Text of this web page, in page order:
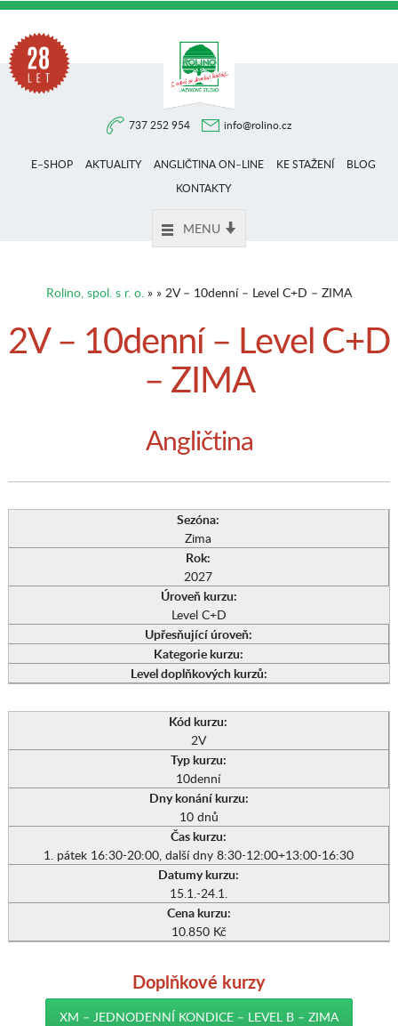
737 252 954 info@rolino.cz
E–SHOP AKTUALITY ANGLIČTINA ON–LINE KE STAŽENÍ
BLOG
KONTAKTY
MENU
Rolino, spol. s r. o. » » 2V – 10denní – Level C+D – ZIMA
2V – 10denní – Level C+D
– ZIMA
Angličtina
Sezóna:
Zima
Rok:
2027
Úroveň kurzu:
Level C+D
Upřesňující úroveň:
Kategorie kurzu:
Level doplňkových kurzů:
Kód kurzu:
2V
Typ kurzu:
10denní
Dny konání kurzu:
10 dnů
Čas kurzu:
1. pátek 16:30-20:00, další dny 8:30-12:00+13:00-16:30
Datumy kurzu:
15.1.-24.1.
Cena kurzu:
10.850 Kč
Doplňkové kurzy
XM – JEDNODENNÍ KONDICE – LEVEL B – ZIMA